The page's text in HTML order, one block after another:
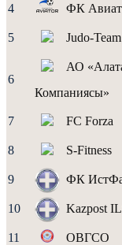
4 ФК
5 Judo-Team
6
АО
Компаниясы»
7 FC Forza
8 S-Fitness
9 ФК
10 Kazpost
11 ОВГСО